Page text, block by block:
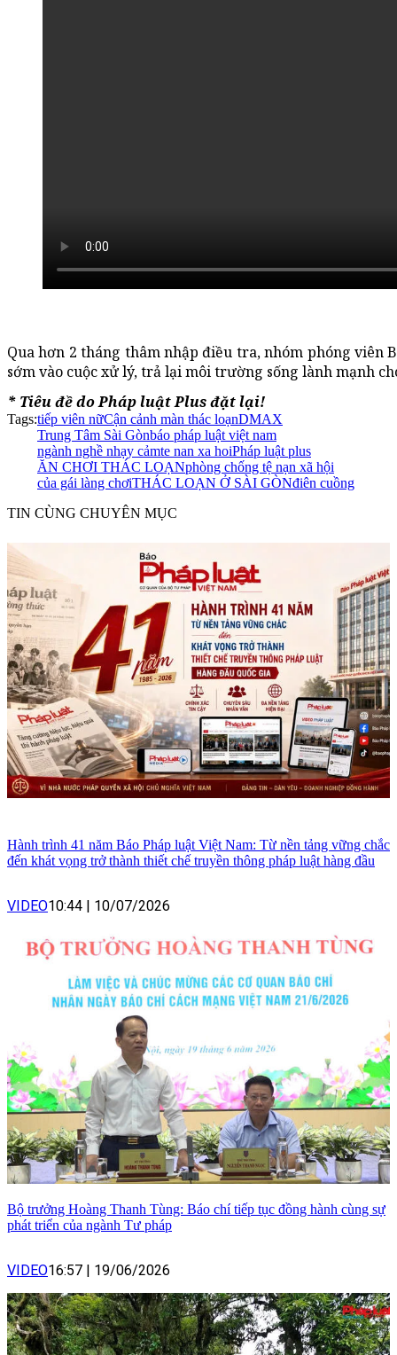
Qua hơn 2 tháng thâm nhập điều tra, nhóm phóng viên
sớm vào cuộc xử lý, trả lại môi trường sống lành mạnh
* Tiêu đề do Pháp luật Plus đặt lại!
Tags:tiếp viên nữCận cảnh màn thác loạnDMAX
Trung Tâm Sài Gònbáo pháp luật việt nam
ngành nghề nhạy cảmte nan xa hoiPháp luật plus
ĂN CHƠI THÁC LOẠNphòng chống tệ nạn xã hội
của gái làng chơiTHÁC LOẠN Ở SÀI GÒNđiên cuồng
TIN CÙNG CHUYÊN MỤC
Hành trình 41 năm Báo Pháp luật Việt Nam: Từ nền tảng vững chắc
đến khát vọng trở thành thiết chế truyền thông pháp luật hàng đầu
VIDEO10:44 | 10/07/2026
Bộ trưởng Hoàng Thanh Tùng: Báo chí tiếp tục đồng hành cùng sự
phát triển của ngành Tư pháp
VIDEO16:57 | 19/06/2026